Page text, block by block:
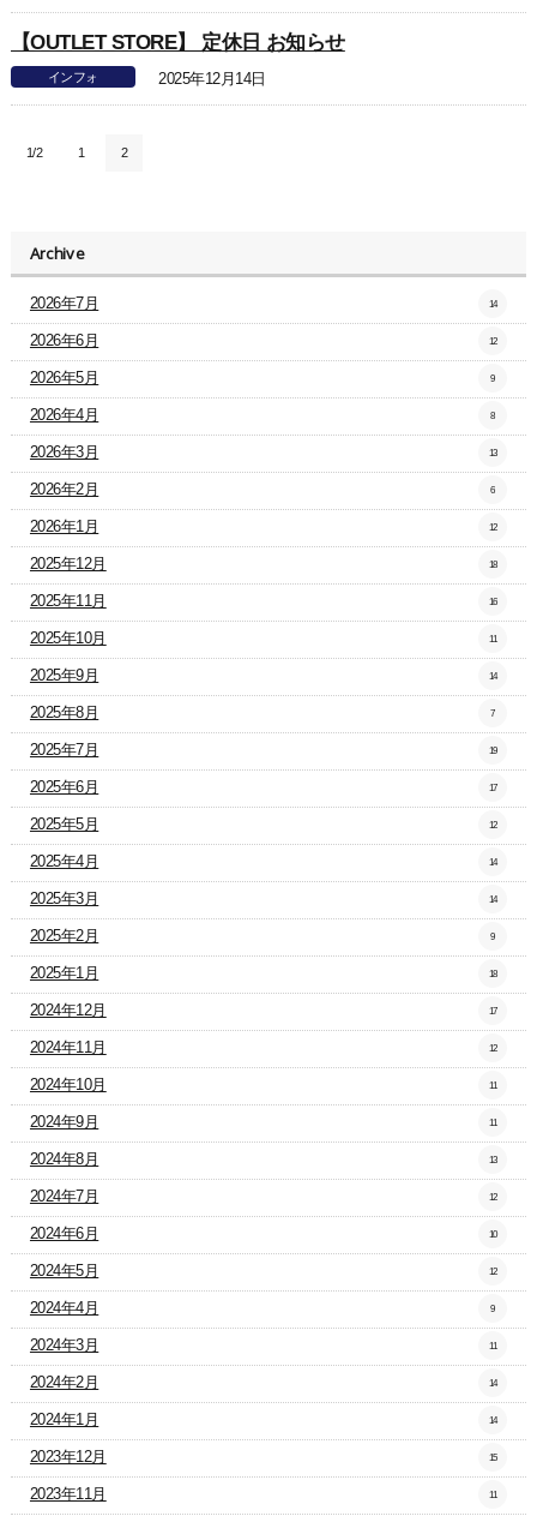
【OUTLET STORE】 定休日 お知らせ
インフォ 2025年12月14日
1/2 1 2
Archive
2026年7月 14
2026年6月 12
2026年5月 9
2026年4月 8
2026年3月 13
2026年2月 6
2026年1月 12
2025年12月 18
2025年11月 16
2025年10月 11
2025年9月 14
2025年8月 7
2025年7月 19
2025年6月 17
2025年5月 12
2025年4月 14
2025年3月 14
2025年2月 9
2025年1月 18
2024年12月 17
2024年11月 12
2024年10月 11
2024年9月 11
2024年8月 13
2024年7月 12
2024年6月 10
2024年5月 12
2024年4月 9
2024年3月 11
2024年2月 14
2024年1月 14
2023年12月 15
2023年11月 11